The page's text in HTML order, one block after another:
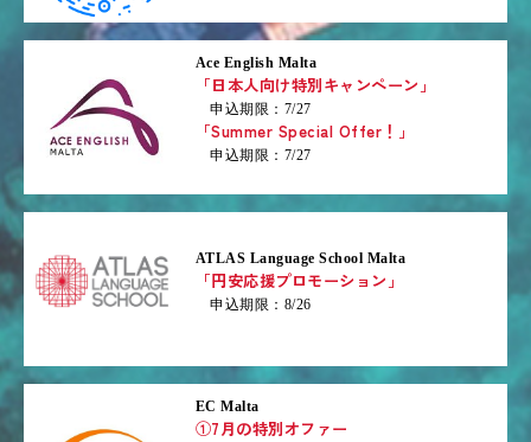
Ace English Malta
「日本人向け特別キャンペーン」
申込期限：7/27
「Summer Special Offer！」
申込期限：7/27
ATLAS Language School Malta
「円安応援プロモーション」
申込期限：8/26
EC Malta
①7月の特別オファー